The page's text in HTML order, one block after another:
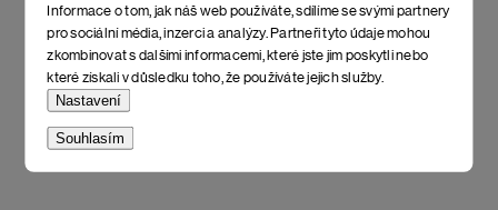
Informace o tom, jak náš web používáte, sdílíme se svými partnery
pro sociální média, inzerci a analýzy. Partneři tyto údaje mohou
zkombinovat s dalšími informacemi, které jste jim poskytli nebo
které získali v důsledku toho, že používáte jejich služby.
Nastavení
Souhlasím